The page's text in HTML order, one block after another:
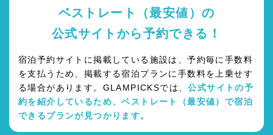
ベストレート（最安値）の
公式サイトから予約できる！
宿泊予約サイトに掲載している施設は、予約毎に手数料
を支払うため、掲載する宿泊プランに手数料を上乗せす
る場合があります。GLAMPICKSでは、公式サイトの予
約を紹介しているため、ベストレート（最安値）で宿泊
できるプランが見つかります。